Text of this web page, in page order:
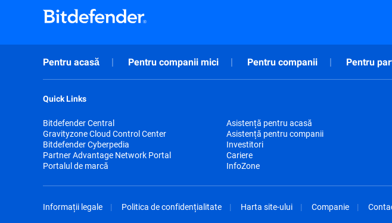
Pentru acasă Pentru companii mici Pentru companii Pentru
Quick Links
Bitdefender Central
Gravityzone Cloud Control Center
Bitdefender Cyberpedia
Partner Advantage Network Portal
Portalul de marcă
Asistență pentru acasă
Asistență pentru companii
Investitori
Cariere
InfoZone
Informații legale Politica de confidențialitate Harta site-ului Companie